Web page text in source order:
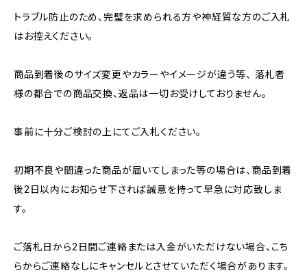
トラブル防止のため、完璧を求められる方や神経質な方のご入札
はお控えください。
商品到着後のサイズ変更やカラーやイメージが違う等、 落札者
様の都合での商品交換、返品は一切お受けしておりません。
事前に十分ご検討の上にてご入札ください。
初期不良や間違った商品が届いてしまった等の場合は、商品到着
後2日以内にお知らせ下されば誠意を持って早急に対応致しま
す。
ご落札日から2日間ご連絡または入金がいただけない場合、こち
らからご連絡なしにキャンセルとさせていただく場合があります。